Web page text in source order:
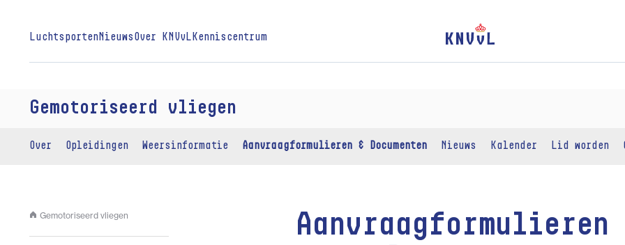
Luchtsporten Nieuws Over KNVvL Kenniscentrum
Gemotoriseerd vliegen
Over Opleidingen Weersinformatie Aanvraagformulieren & Documenten Nieuws Kalender Lid worden
Gemotoriseerd vliegen
Aanvraagformulieren